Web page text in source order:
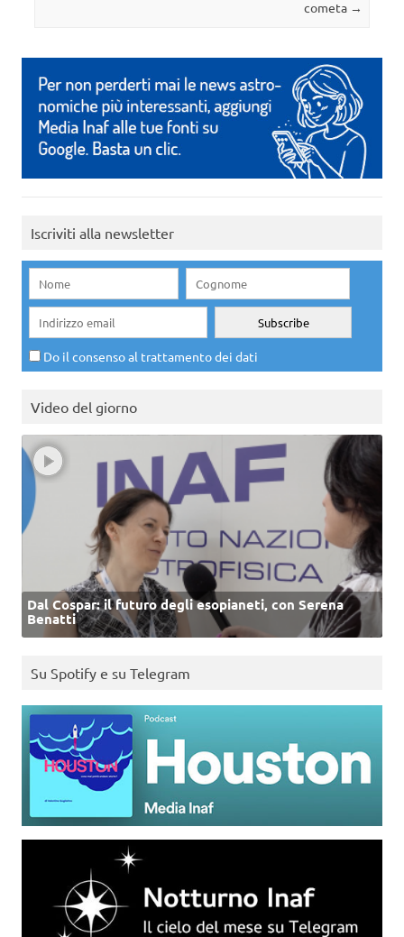
cometa →
Iscriviti alla newsletter
Do il consenso al trattamento dei dati
Video del giorno
Dal Cospar: il futuro degli esopianeti, con Serena
Benatti
Su Spotify e su Telegram